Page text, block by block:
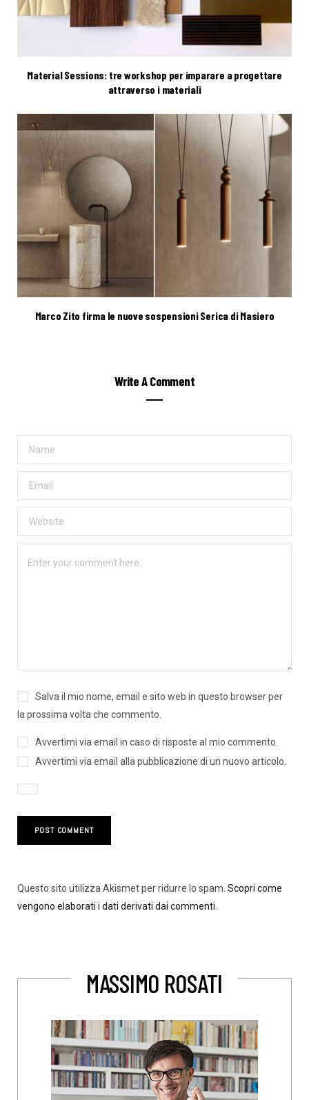
Material Sessions: tre workshop per imparare a progettare
attraverso i materiali
Marco Zito firma le nuove sospensioni Serica di Masiero
Write A Comment
Salva il mio nome, email e sito web in questo browser per
la prossima volta che commento.
Avvertimi via email in caso di risposte al mio commento.
Avvertimi via email alla pubblicazione di un nuovo articolo.
Questo sito utilizza Akismet per ridurre lo spam. Scopri come
vengono elaborati i dati derivati dai commenti
MASSIMO ROSATI